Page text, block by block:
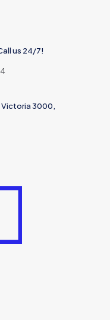
us 24/7!
Victoria 3000,